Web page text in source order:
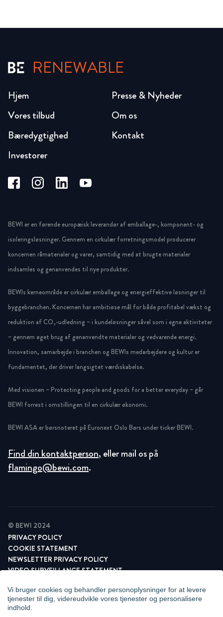
Vi bruger cookies og behandler personoplysninger for at levere
tjenester til dig, videreudvikle vores tjenester og personalisere
indhold.
RENEWABLE
Hjem
Vores tilbud
Bæredygtighed
Investorer
Presse & Nyheder
Om os
Kontakt
BEWI er en førende europæisk leverandør af emballage-, komponent- og
isoleringsløsninger. Gennem en cirkulær forretningsmodel producerer
koncernen råmaterialer og varer, samtidig med at brugte materialer
indsamles og genanvendes til nye produkter.
BEWIs kerneområde er cirkulær emballage og energieffektive løsninger til
byggebranchen. Koncernen har ambitiøse mål for både profitabel vækst og
reduktion af CO₂-udledning – i kundeløsninger såvel som i egne aktiviteter
– gennem øget brug af genanvendte materialer og vedvarende energi.
Innovation, samarbejde i branchen og BEWIs medarbejdere og kultur er
fundamentet, der driver langsigtet værdiskabelse.
Med visionen – Protecting people and goods for a better everyday – går
BEWI forrest i omstillingen til en cirkulær økonomi.
BEWI ASA er børsnoteret på Euronext Oslo Børs under ticker BEWI.
Find din kontaktperson, eller mail os på
flamingo@bewi.com.
© BEWI 2024
PRIVACY POLICY
COOKIE STATEMENT
NEWSLETTER PRIVACY POLICY
VIDEO SURVEILLANCE STATEMENT
COOKIE PRÆFERENCER